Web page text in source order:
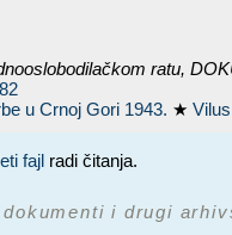
ratu,
u Crnoj Gori 1943. ★Vilus
fajl radi čitanja.
i drugi